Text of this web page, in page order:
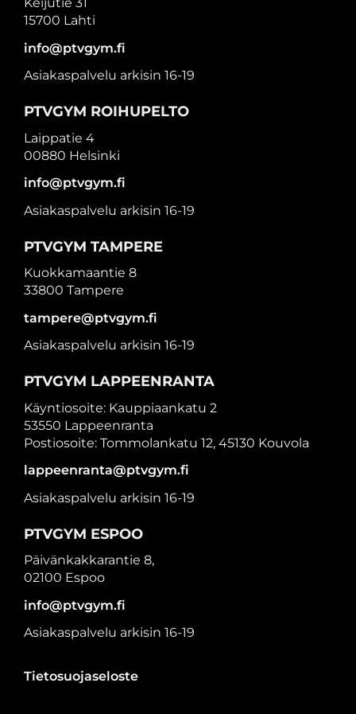
15700 Lahti
info@ptvgym.fi
Asiakaspalvelu arkisin 16-19
PTVGYM ROIHUPELTO
Laippatie 4
00880 Helsinki
info@ptvgym.fi
Asiakaspalvelu arkisin 16-19
PTVGYM TAMPERE
Kuokkamaantie 8
33800 Tampere
tampere@ptvgym.fi
Asiakaspalvelu arkisin 16-19
PTVGYM LAPPEENRANTA
Käyntiosoite: Kauppiaankatu 2
53550 Lappeenranta
Postiosoite: Tommolankatu 12, 45130 Kouvola
lappeenranta@ptvgym.fi
Asiakaspalvelu arkisin 16-19
PTVGYM ESPOO
Päivänkakkarantie 8,
02100 Espoo
info@ptvgym.fi
Asiakaspalvelu arkisin 16-19
Tietosuojaseloste